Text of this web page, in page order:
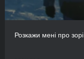
Розкажи мені про зорі